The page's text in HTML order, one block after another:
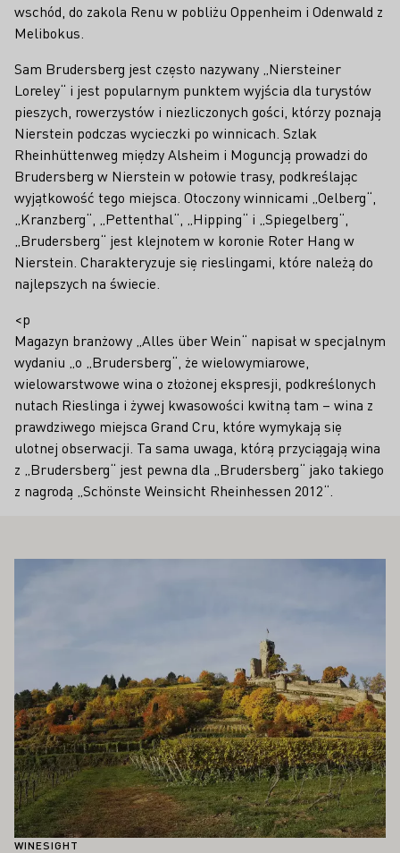
wschód, do zakola Renu w pobliżu Oppenheim i Odenwald z
Melibokus.
Sam Brudersberg jest często nazywany „Niersteiner
Loreley“ i jest popularnym punktem wyjścia dla turystów
pieszych, rowerzystów i niezliczonych gości, którzy poznają
Nierstein podczas wycieczki po winnicach. Szlak
Rheinhüttenweg między Alsheim i Moguncją prowadzi do
Brudersberg w Nierstein w połowie trasy, podkreślając
wyjątkowość tego miejsca. Otoczony winnicami „Oelberg“,
„Kranzberg“, „Pettenthal“, „Hipping“ i „Spiegelberg“,
„Brudersberg“ jest klejnotem w koronie Roter Hang w
Nierstein. Charakteryzuje się rieslingami, które należą do
najlepszych na świecie.
<p
Magazyn branżowy „Alles über Wein“ napisał w specjalnym
wydaniu „o „Brudersberg“, że wielowymiarowe,
wielowarstwowe wina o złożonej ekspresji, podkreślonych
nutach Rieslinga i żywej kwasowości kwitną tam – wina z
prawdziwego miejsca Grand Cru, które wymykają się
ulotnej obserwacji. Ta sama uwaga, którą przyciągają wina
z „Brudersberg“ jest pewna dla „Brudersberg“ jako takiego
z nagrodą „Schönste Weinsicht Rheinhessen 2012“.
ZAINTERESOWAĆ
WINESIGHT
Proszę dowiedzieć się więcej